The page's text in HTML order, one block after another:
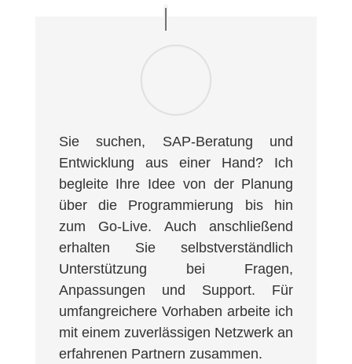
Sie suchen, SAP-Beratung und
Entwicklung aus einer Hand? Ich
begleite Ihre Idee von der Planung
über die Programmierung bis hin
zum Go-Live. Auch anschließend
erhalten Sie selbstverständlich
Unterstützung bei Fragen,
Anpassungen und Support. Für
umfangreichere Vorhaben arbeite ich
mit einem zuverlässigen Netzwerk an
erfahrenen Partnern zusammen.